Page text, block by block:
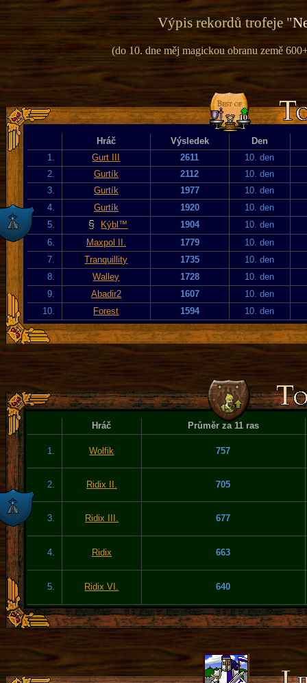
Výpis rekordů trofeje "
(do 10. dne měj magickou obranu země
Hráč Výsledek
Den
1.
Gurt III 2611
10. den
2.
Gurtík 2112
10. den
3.
Gurtík 1977
10. den
4.
Gurtík 1920
10. den
5.
Kýbl™ 1904
10. den
6.
Maxpol II. 1779
10. den
7.
Tranquillity 1735
10. den
8.
Walley 1728
10. den
9.
Abadir2 1607
10. den
10.
Forest 1594 10. den
Hráč Průměr za 11 ras
1. Wolfik 757
2. Ridix II. 705
3. Ridix III. 677
4. Ridix 663
5. Ridix VI. 640